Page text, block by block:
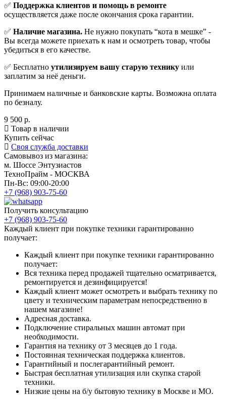
✅ Поддержка клиентов и помощь в ремонте
осуществляется даже после окончания срока гарантии.
✅ Наличие магазина. Не нужно покупать “кота в мешке” -
Вы всегда можете приехать к нам и осмотреть товар, чтобы
убедиться в его качестве.
✅ Бесплатно утилизируем вашу старую технику или
заплатим за неё деньги.
Принимаем наличные и банковские карты. Возможна оплата
по безналу.
9 500 р.
Товар в наличии
Купить сейчас
Своя служба доставки
Самовывоз из магазина:
м. Шоссе Энтузиастов
ТехноПрайм - МОСКВА
Пн-Вс: 09:00-20:00
+7 (968) 903-75-60
Получить консультацию
+7 (968) 903-75-60
Каждый клиент при покупке техники гарантированно
получает:
Каждый клиент при покупке техники гарантированно
получает:
Вся техника перед продажей тщательно осматривается,
ремонтируется и дезинфицируется!
Каждый клиент может осмотреть и выбрать технику по
цвету и техническим параметрам непосредственно в
нашем магазине!
Адресная доставка.
Подключение стиральных машин автомат при
необходимости.
Гарантия на технику от 3 месяцев до 1 года.
Постоянная техническая поддержка клиентов.
Гарантийный и послегарантийный ремонт.
Быстрая бесплатная утилизация или скупка старой
техники.
Низкие цены на б/у бытовую технику в Москве и МО.